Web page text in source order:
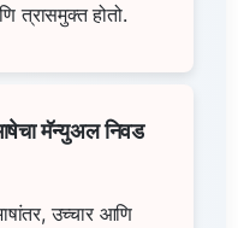
त्रासमुक्त होतो.
मॅन्युअल निवड
उच्चार आणि